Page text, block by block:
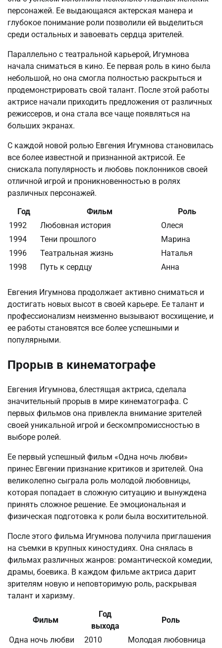
персонажей. Ее выдающаяся актерская манера и
глубокое понимание роли позволили ей выделиться
среди остальных и завоевать сердца зрителей.
Параллельно с театральной карьерой, Игумнова
начала сниматься в кино. Ее первая роль в кино была
небольшой, но она смогла полностью раскрыться и
продемонстрировать свой талант. После этой работы
актрисе начали приходить предложения от различных
режиссеров, и она стала все чаще появляться на
больших экранах.
С каждой новой ролью Евгения Игумнова становилась
все более известной и признанной актрисой. Ее
снискала популярность и любовь поклонников своей
отличной игрой и проникновенностью в ролях
различных персонажей.
Год
Фильм
Роль
1992
Любовная история
Олеся
1994
Тени прошлого
Марина
1996
Театральная жизнь
Наталья
1998
Путь к сердцу Анна
Евгения Игумнова продолжает активно сниматься и
достигать новых высот в своей карьере. Ее талант и
профессионализм неизменно вызывают восхищение, и
ее работы становятся все более успешными и
популярными.
Прорыв в кинематографе
Евгения Игумнова, блестящая актриса, сделала
значительный прорыв в мире кинематографа. С
первых фильмов она привлекла внимание зрителей
своей уникальной игрой и бескомпромиссностью в
выборе ролей.
Ее первый успешный фильм «Одна ночь любви»
принес Евгении признание критиков и зрителей. Она
великолепно сыграла роль молодой любовницы,
которая попадает в сложную ситуацию и вынуждена
принять сложное решение. Ее эмоциональная и
физическая подготовка к роли была восхитительной.
После этого фильма Игумнова получила приглашения
на съемки в крупных киностудиях. Она снялась в
фильмах различных жанров: романтической комедии,
драмы, боевика. В каждом фильме актриса дарит
зрителям новую и неповторимую роль, раскрывая
талант и харизму.
Фильм
Год
выхода
Роль
Одна ночь любви 2010 Молодая любовница